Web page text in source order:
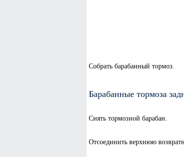
Собрать барабанный тормоз.
Барабанные тормоза
Снять тормозной барабан.
Отсоединить верхнюю